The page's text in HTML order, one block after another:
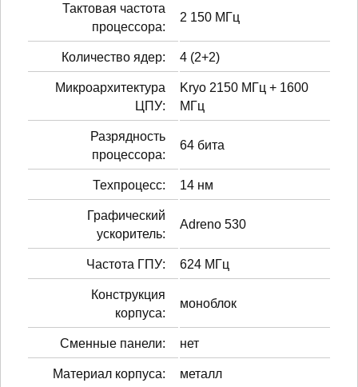
Тактовая частота
процессора:
2 150 МГц
Количество ядер: 4 (2+2)
Микроархитектура
ЦПУ:
Kryo 2150 МГц + 1600
МГц
Разрядность
процессора:
64 бита
Техпроцесс: 14 нм
Графический
ускоритель:
Adreno 530
Частота ГПУ: 624 МГц
Конструкция
корпуса:
моноблок
Сменные панели: нет
Материал корпуса: металл